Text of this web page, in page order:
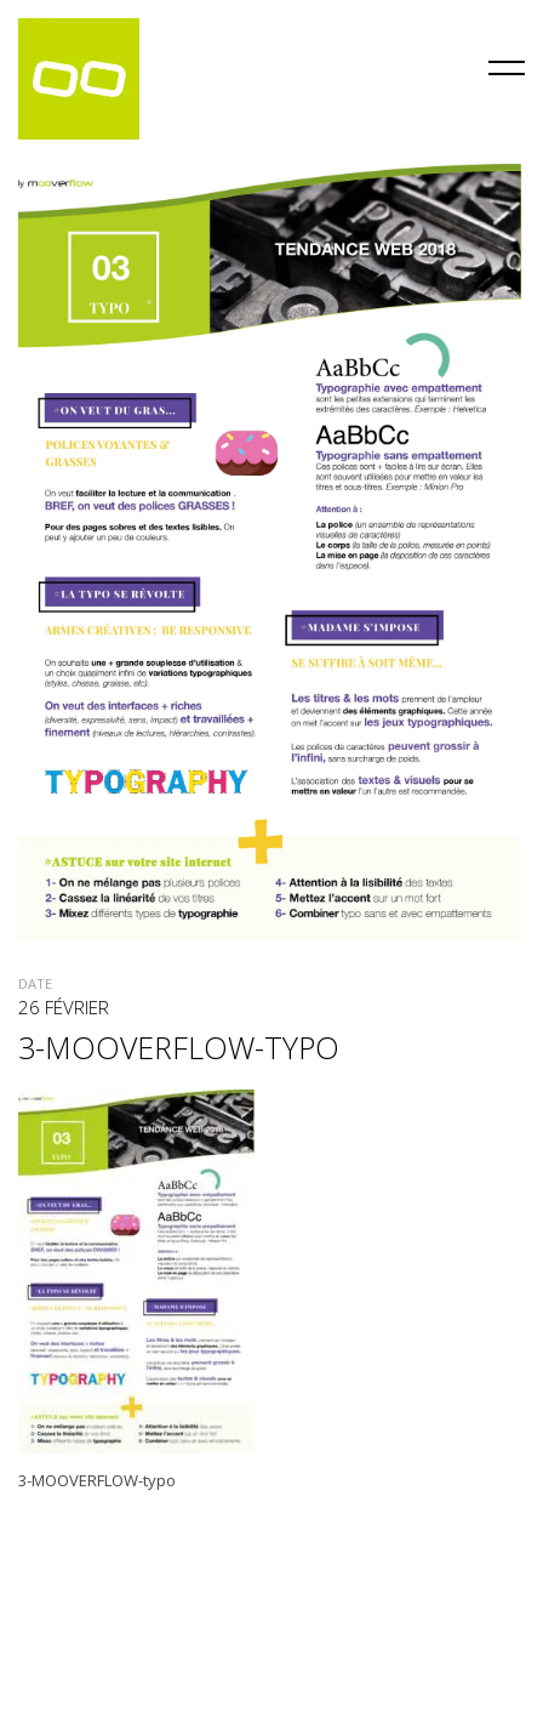
DATE
26 FÉVRIER
3-MOOVERFLOW-TYPO
3-MOOVERFLOW-typo